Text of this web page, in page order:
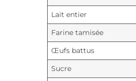
Lait entier
Farine tamisée
Œufs battus
Sucre